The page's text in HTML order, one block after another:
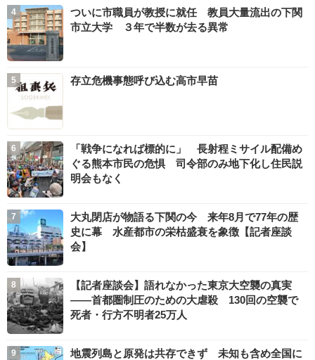
ついに市職員が教授に就任 教員大量流出の下関
市立大学 ３年で半数が去る異常
存立危機事態呼び込む高市早苗
「戦争になれば標的に」 長射程ミサイル配備め
ぐる熊本市民の危惧 司令部のみ地下化し住民説
明会もなく
大丸閉店が物語る下関の今 来年8月で77年の歴
史に幕 水産都市の栄枯盛衰を象徴【記者座談
会】
【記者座談会】語れなかった東京大空襲の真実
――首都圏制圧のための大虐殺 130回の空襲で
死者・行方不明者25万人
地震列島と原発は共存できず 未知も含め全国に